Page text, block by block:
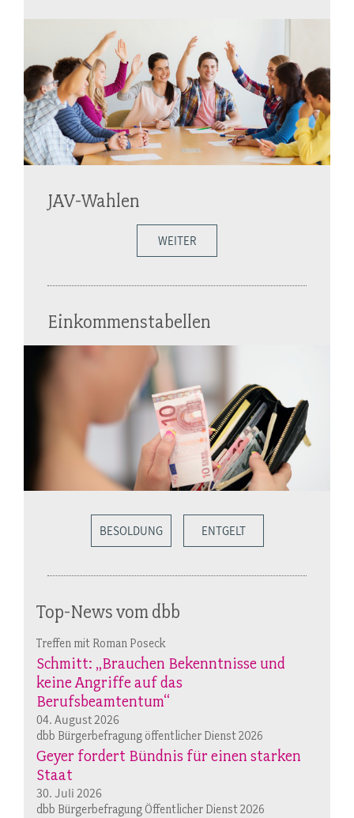
JAV-Wahlen
WEITER
Einkommenstabellen
BESOLDUNG ENTGELT
Top-News vom dbb
Treffen mit Roman Poseck
Schmitt: „Brauchen Bekenntnisse und
keine Angriffe auf das
Berufsbeamtentum“
04. August 2026
dbb Bürgerbefragung öffentlicher Dienst 2026
Geyer fordert Bündnis für einen starken
Staat
30. Juli 2026
dbb Bürgerbefragung Öffentlicher Dienst 2026